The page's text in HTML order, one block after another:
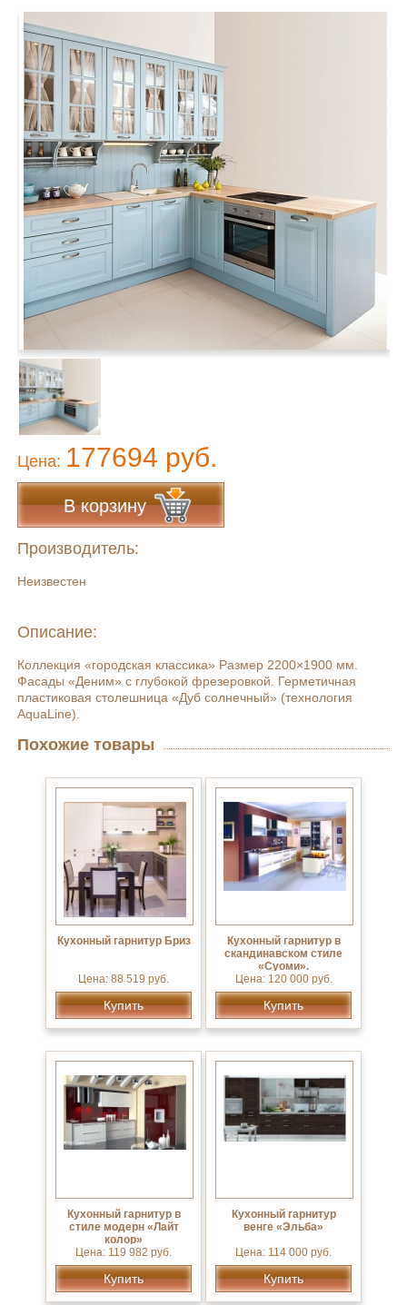
Цена: 177694 руб.
В корзину
Производитель:
Неизвестен
Описание:
Коллекция «городская классика» Размер 2200×1900 мм.
Фасады «Деним» с глубокой фрезеровкой. Герметичная
пластиковая столешница «Дуб солнечный» (технология
AquaLine).
Похожие товары
Кухонный гарнитур Бриз
Цена: 88 519 руб.
Купить
Кухонный гарнитур в
скандинавском стиле
«Суоми».
Цена: 120 000 руб.
Купить
Кухонный гарнитур в
стиле модерн «Лайт
колор»
Цена: 119 982 руб.
Купить
Кухонный гарнитур
венге «Эльба»
Цена: 114 000 руб.
Купить